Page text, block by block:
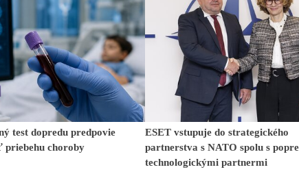
test dopredu predpovie
priebehu choroby
ESET vstupuje do strategického
partnerstva s NATO spolu s
technologickými partnermi